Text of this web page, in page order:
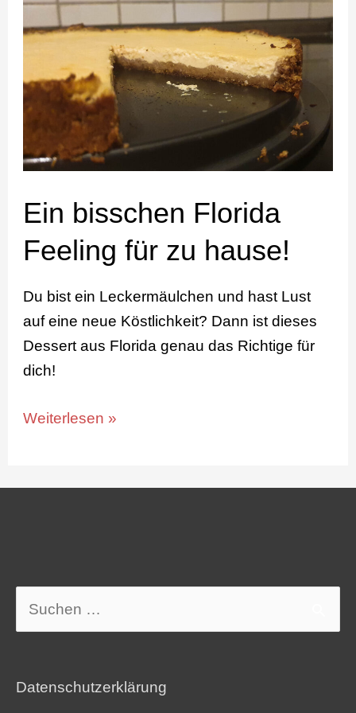
Ein bisschen Florida
Feeling für zu hause!
Du bist ein Leckermäulchen und hast Lust
auf eine neue Köstlichkeit? Dann ist dieses
Dessert aus Florida genau das Richtige für
dich!
Florida
für
zu
Weiterlesen »
Suchen
nach:
Datenschutzerklärung